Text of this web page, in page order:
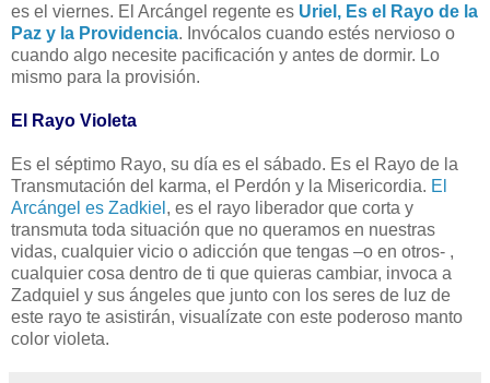
es el viernes. El Arcángel regente es Uriel, Es el Rayo de la
Paz y la Providencia. Invócalos cuando estés nervioso o
cuando algo necesite pacificación y antes de dormir. Lo
mismo para la provisión.
El Rayo Violeta
Es el séptimo Rayo, su día es el sábado. Es el Rayo de la
Transmutación del karma, el Perdón y la Misericordia. El
Arcángel es Zadkiel , es el rayo liberador que corta y
transmuta toda situación que no queramos en nuestras
vidas, cualquier vicio o adicción que tengas –o en otros- ,
cualquier cosa dentro de ti que quieras cambiar, invoca a
Zadquiel y sus ángeles que junto con los seres de luz de
este rayo te asistirán, visualízate con este poderoso manto
color violeta.